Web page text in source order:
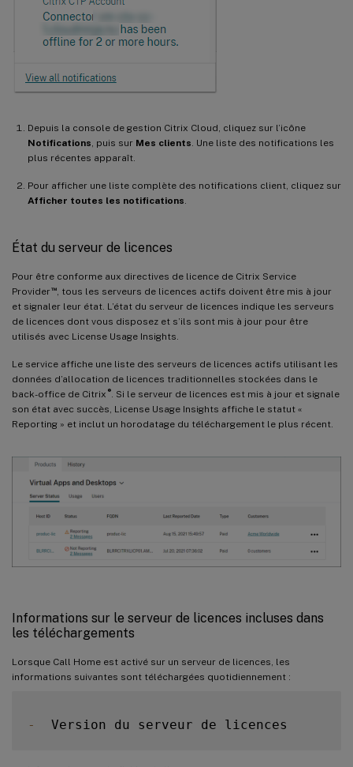
Depuis la console de gestion Citrix Cloud, cliquez sur l’icône
Notifications, puis sur Mes clients. Une liste des notifications les
plus récentes apparaît.
Pour afficher une liste complète des notifications client, cliquez sur
Afficher toutes les notifications.
État du serveur de licences
Pour être conforme aux directives de licence de Citrix Service
Provider™, tous les serveurs de licences actifs doivent être mis à jour
et signaler leur état. L’état du serveur de licences indique les serveurs
de licences dont vous disposez et s’ils sont mis à jour pour être
utilisés avec License Usage Insights.
Le service affiche une liste des serveurs de licences actifs utilisant les
données d’allocation de licences traditionnelles stockées dans le
back-office de Citrix ®. Si le serveur de licences est mis à jour et signale
son état avec succès, License Usage Insights affiche le statut «
Reporting » et inclut un horodatage du téléchargement le plus récent.
Informations sur le serveur de licences incluses dans
les téléchargements
Lorsque Call Home est activé sur un serveur de licences, les
informations suivantes sont téléchargées quotidiennement :
-